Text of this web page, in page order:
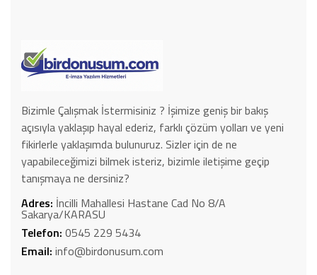
Bizimle Çalışmak İstermisiniz ? İşimize geniş bir bakış
açısıyla yaklaşıp hayal ederiz, farklı çözüm yolları ve yeni
fikirlerle yaklaşımda bulunuruz. Sizler için de ne
yapabileceğimizi bilmek isteriz, bizimle iletişime geçip
tanışmaya ne dersiniz?
Adres: İncilli Mahallesi Hastane Cad No 8/A
Sakarya/KARASU
Telefon: 0545 229 5434
Email: info@birdonusum.com